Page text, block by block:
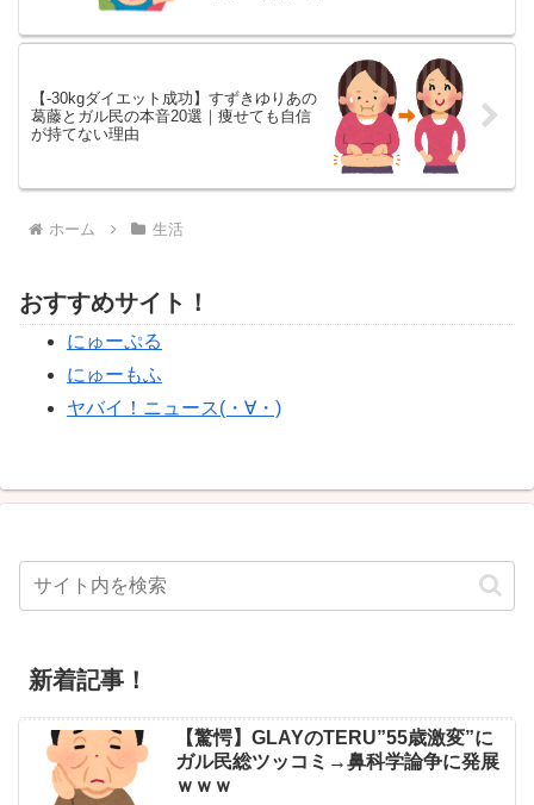
【-30kgダイエット成功】すずきゆりあの
葛藤とガル民の本音20選｜痩せても自信
が持てない理由
ホーム 生活
おすすめサイト！
にゅーぷる
にゅーもふ
ヤバイ！ニュース(・∀・)
新着記事！
【驚愕】GLAYのTERU”55歳激変”に
ガル民総ツッコミ→鼻科学論争に発展
ｗｗｗ